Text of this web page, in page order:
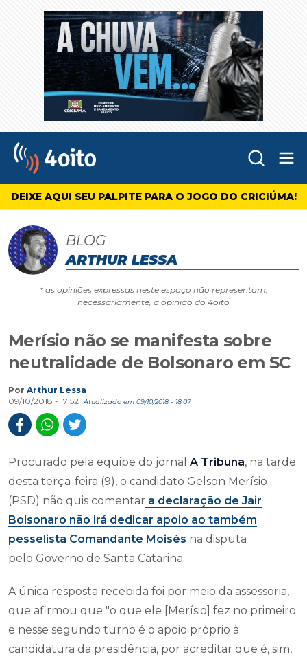
4oito
DEIXE AQUI SEU PALPITE PARA O JOGO DO CRICIÚMA!
BLOG
ARTHUR LESSA
* as opiniões expressas neste espaço não representam,
necessariamente, a opinião do 4oito
Merísio não se manifesta sobre
neutralidade de Bolsonaro em SC
Por Arthur Lessa
09/10/2018 - 17:52
Atualizado em 09/10/2018 - 18:07
Procurado pela equipe do jornal A Tribuna, na tarde
desta terça-feira (9), o candidato Gelson Merísio
(PSD) não quis comentar a declaração de Jair
Bolsonaro não irá dedicar apoio ao também
pesselista Comandante Moisés na disputa
pelo Governo de Santa Catarina.
A única resposta recebida foi por meio da assessoria,
que afirmou que "o que ele [Merísio] fez no primeiro
e nesse segundo turno é o apoio próprio à
candidatura da presidência, por acreditar que é, sim,